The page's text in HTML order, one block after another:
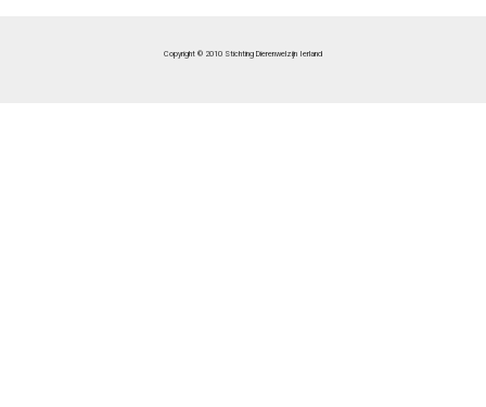
Copyright © 2010 Stichting Dierenwelzijn Ierland